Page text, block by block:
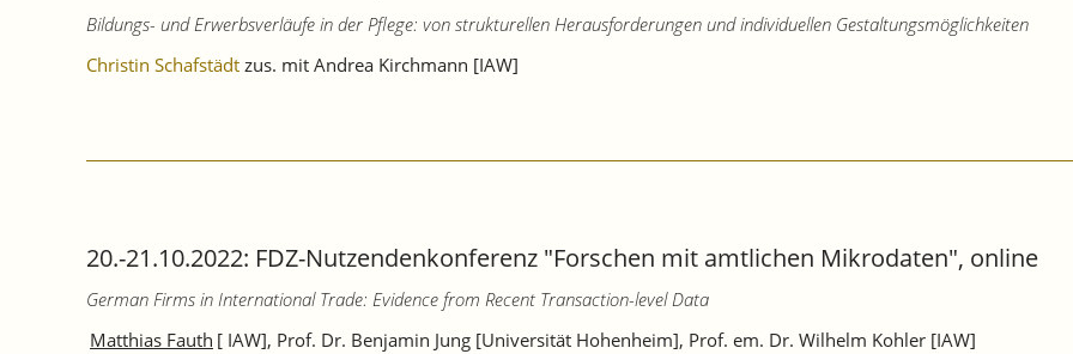
Bildungs- und Erwerbsverläufe in der Pflege: von strukturellen Herausforderungen und individuellen Gestaltungsmöglichkeiten
Christin Schafstädt zus. mit Andrea Kirchmann [IAW]
20.-21.10.2022: FDZ-Nutzendenkonferenz "Forschen mit amtlichen Mikrodaten", online
German Firms in International Trade: Evidence from Recent Transaction-level Data
Matthias Fauth [ IAW], Prof. Dr. Benjamin Jung [Universität Hohenheim], Prof. em. Dr. Wilhelm Kohler [IAW]